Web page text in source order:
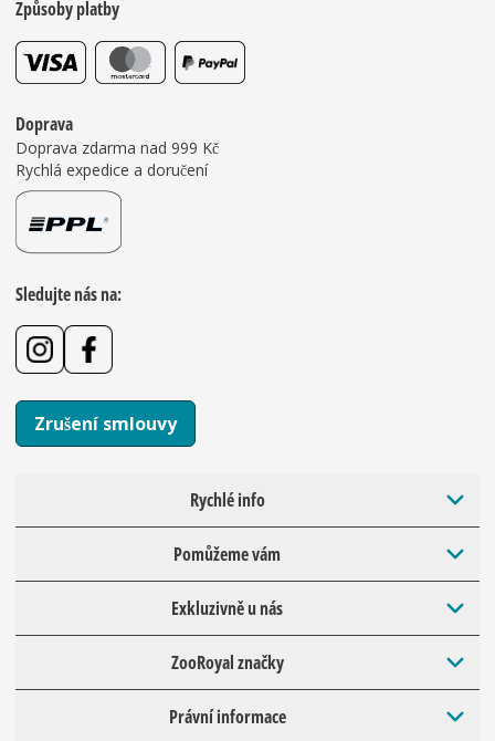
Způsoby platby
Doprava
Doprava zdarma nad 999 Kč
Rychlá expedice a doručení
Sledujte nás na:
Zrušení smlouvy
Rychlé info
Pomůžeme vám
Exkluzivně u nás
ZooRoyal značky
Právní informace